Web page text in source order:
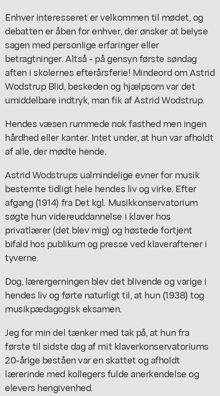
Enhver interesseret er velkommen til mødet, og
debatten er åben for enhver, der ønsker at belyse
sagen med personlige erfaringer eller
betragtninger. Altså - på gensyn første søndag
aften i skolernes efterårsferie! Mindeord om Astrid
Wodstrup Blid, beskeden og hjælpsom var det
umiddelbare indtryk, man fik af Astrid Wodstrup.
Hendes væsen rummede nok fasthed men ingen
hårdhed eller kanter. Intet under, at hun var afholdt
af alle, der mødte hende.
Astrid Wodstrups ualmindelige evner for musik
bestemte tidligt hele hendes liv og virke. Efter
afgang (1914) fra Det kgl. Musikkonservatorium
søgte hun videreuddannelse i klaver hos
privatlærer (det blev mig) og høstede fortjent
bifald hos publikum og presse ved klaveraftener i
tyverne.
Dog, lærergerningen blev det blivende og varige i
hendes liv og førte naturligt til, at hun (1938) tog
musikpædagogisk eksamen.
Jeg for min del tænker med tak på, at hun fra
første til sidste dag af mit klaverkonservatoriums
20-årige beståen var en skattet og afholdt
lærerinde med kollegers fulde anerkendelse og
elevers hengivenhed.